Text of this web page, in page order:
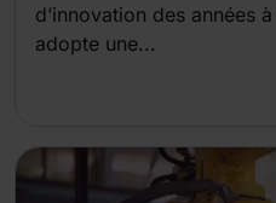
d’innovation des années
adopte une...